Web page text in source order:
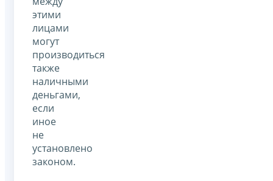
этими
лицами
могут
производиться
также
наличными
деньгами,
если
иное
не
установлено
законом.